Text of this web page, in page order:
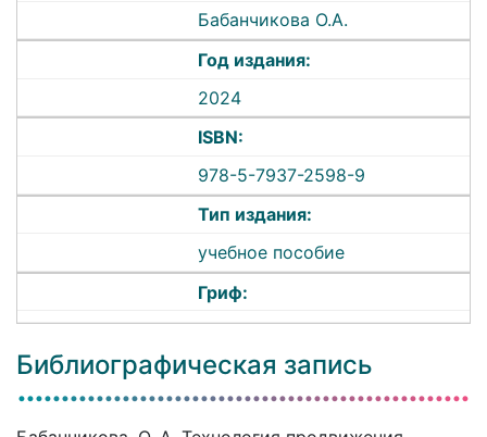
Бабанчикова О.А.
Год издания:
2024
ISBN:
978-5-7937-2598-9
Тип издания:
учебное пособие
Гриф:
Библиографическая запись